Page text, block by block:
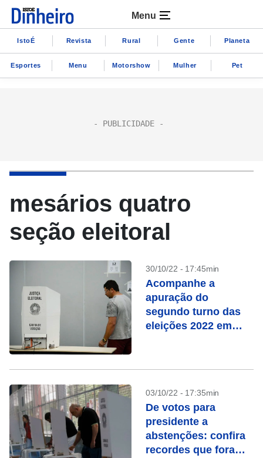
Menu
IstoÉ Revista Rural Gente Planeta
Esportes Menu Motorshow Mulher Pet
mesários quatro
seção eleitoral
30/10/22 - 17:45min
Acompanhe a
apuração do
segundo turno das
eleições 2022 em
03/10/22 - 17:35min
De votos para
presidente a
abstenções: confira
recordes que foram